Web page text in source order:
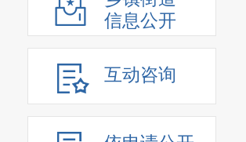
信息公开
互动咨询